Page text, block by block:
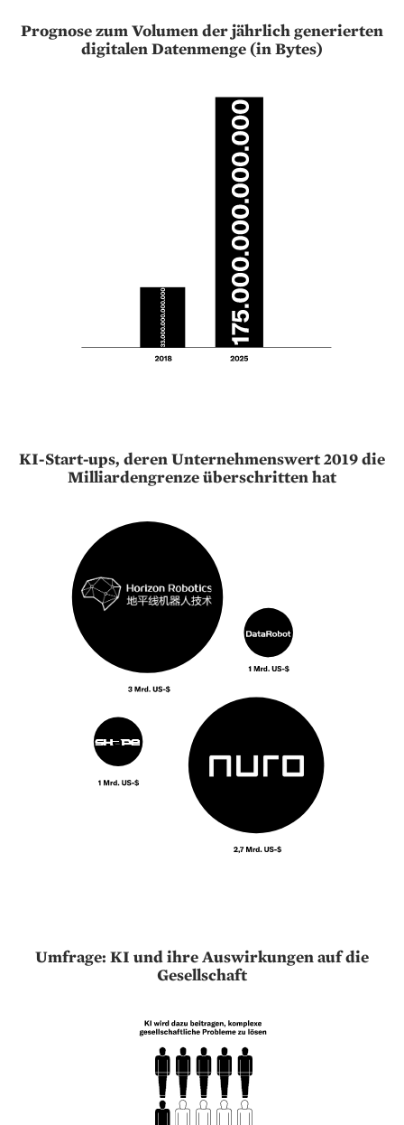
Prognose zum Volumen der jährlich generierten
digitalen Datenmenge (in Bytes)
KI-Start-ups, deren Unternehmenswert 2019 die
Milliardengrenze überschritten hat
Umfrage: KI und ihre Auswirkungen auf die
Gesellschaft